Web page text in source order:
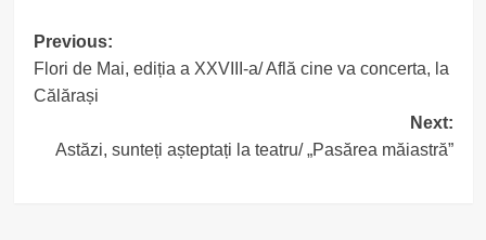
Post
navigation
Previous:
Flori de Mai, ediția a XXVIII-a/ Află cine va concerta, la
Călărași
Next:
Astăzi, sunteți așteptați la teatru/ „Pasărea măiastră”